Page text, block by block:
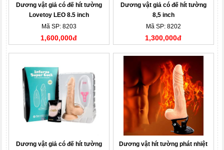
Dương vật giả có đế hít tường
Lovetoy LEO 8.5 inch
Mã SP: 8203
1,600,000đ
Dương vật giả có đế hít tường
8,5 inch
Mã SP: 8202
1,300,000đ
Dương vật giả có đế hít tường
Dương vật hít tường phát nhiệt